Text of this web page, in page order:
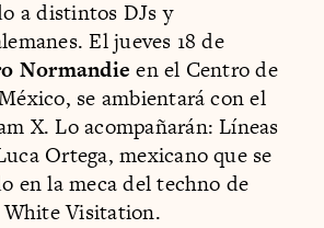
a distintos DJs y
El jueves 18 de
Normandie en el Centro de
se ambientará con el
X. Lo acompañarán: Líneas
Ortega, mexicano que se
en la meca del techno de
Visitation.